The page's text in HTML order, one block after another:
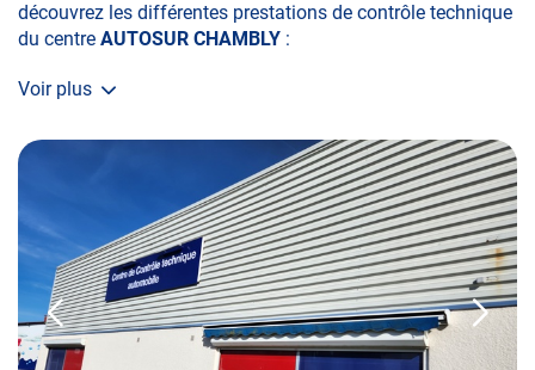
découvrez les différentes prestations de contrôle technique
du centre AUTOSUR CHAMBLY :
• le contrôle technique obligatoire
• la contre-visite
• le contrôle des véhicules hybrides ou électriques
• le contrôle technique des véhicules GPL/Gaz*
• le contrôle de la Catégorie L (moto, scooter, mobylette, 3
Voir plus